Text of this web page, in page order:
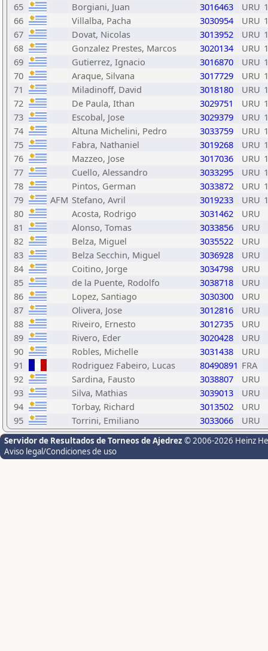
65
Borgiani, Juan 3016463 URU
66
Villalba, Pacha 3030954 URU
67
Dovat, Nicolas 3013952 URU
68
Gonzalez Prestes, Marcos 3020134 URU
69
Gutierrez, Ignacio 3016870 URU
70
Araque, Silvana 3017729 URU
71
Miladinoff, David 3018180 URU
72
De Paula, Ithan 3029751 URU
73
Escobal, Jose 3029379 URU
74
Altuna Michelini, Pedro 3033759 URU
75
Fabra, Nathaniel 3019268 URU
76
Mazzeo, Jose 3017036 URU
77
Cuello, Alessandro 3033295 URU
78
Pintos, German 3033872 URU
79
AFM Stefano, Avril 3019233 URU
80
Acosta, Rodrigo 3031462
URU
81
Alonso, Tomas 3033856
URU
82
Belza, Miguel 3035522
URU
83
Belza Secchin, Miguel 3036928
URU
84
Coitino, Jorge 3034798
URU
85
de la Puente, Rodolfo 3038718
URU
86
Lopez, Santiago 3030300
URU
87
Olivera, Jose 3012816
URU
88
Riveiro, Ernesto 3012735
URU
89
Rivero, Eder 3020428
URU
90
Robles, Michelle 3031438
URU
91
Rodriguez Fabeiro, Lucas 80490891 FRA
92
Sardina, Fausto 3038807
URU
93
Silva, Mathias 3039013
URU
94
Torbay, Richard 3013502
URU
95
Torrini, Emiliano 3033066 URU
Servidor de Resultados de Torneos de Ajedrez © 2006-2026 Heinz
Aviso legal/Condiciones de uso